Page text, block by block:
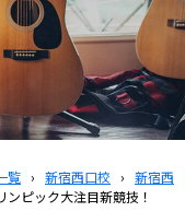
覧 › 新宿西口校 › 新宿西
ンピック大注目新競技！